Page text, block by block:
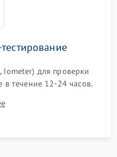
Iometer) для проверки
в течение 12-24 часов.
проверка отсутствия
к выдаче.